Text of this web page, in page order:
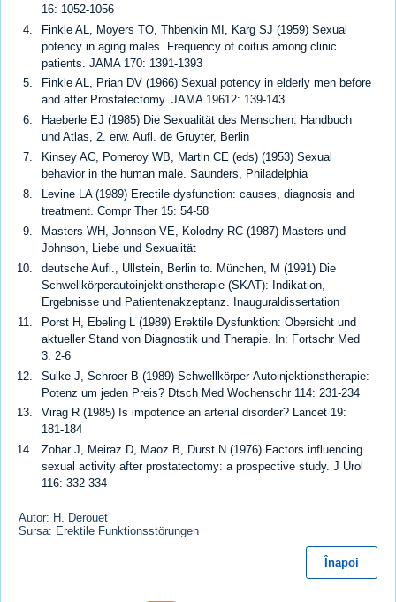
16: 1052-1056
Finkle AL, Moyers TO, Thbenkin MI, Karg SJ (1959) Sexual
potency in aging males. Frequency of coitus among clinic
patients. JAMA 170: 1391-1393
Finkle AL, Prian DV (1966) Sexual potency in elderly men before
and after Prostatectomy. JAMA 19612: 139-143
Haeberle EJ (1985) Die Sexualität des Menschen. Handbuch
und Atlas, 2. erw. Aufl. de Gruyter, Berlin
Kinsey AC, Pomeroy WB, Martin CE (eds) (1953) Sexual
behavior in the human male. Saunders, Philadelphia
Levine LA (1989) Erectile dysfunction: causes, diagnosis and
treatment. Compr Ther 15: 54-58
Masters WH, Johnson VE, Kolodny RC (1987) Masters und
Johnson, Liebe und Sexualität
deutsche Aufl., Ullstein, Berlin to. München, M (1991) Die
Schwellkörperautoinjektionstherapie (SKAT): Indikation,
Ergebnisse und Patientenakzeptanz. Inauguraldissertation
Porst H, Ebeling L (1989) Erektile Dysfunktion: Obersicht und
aktueller Stand von Diagnostik und Therapie. In: Fortschr Med
3: 2-6
Sulke J, Schroer B (1989) Schwellkörper-Autoinjektionstherapie:
Potenz um jeden Preis? Dtsch Med Wochenschr 114: 231-234
Virag R (1985) Is impotence an arterial disorder? Lancet 19:
181-184
Zohar J, Meiraz D, Maoz B, Durst N (1976) Factors influencing
sexual activity after prostatectomy: a prospective study. J Urol
116: 332-334
Autor: H. Derouet
Sursa: Erektile Funktionsstörungen
Înapoi